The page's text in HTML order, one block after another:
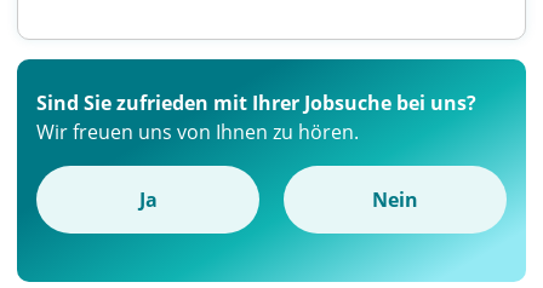
Sind Sie zufrieden mit Ihrer Jobsuche bei uns?
Wir freuen uns von Ihnen zu hören.
Ja Nein